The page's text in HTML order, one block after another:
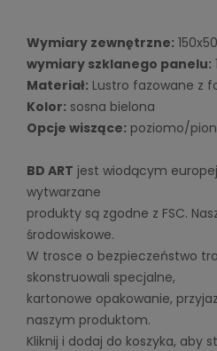
Wymiary zewnętrzne:
wymiary szklanego panelu:
Materiał: Lustro fazowane z
Kolor: sosna bielona
Opcje wiszące: poziomo/
BD ART jest wiodącym
wytwarzane
produkty są zgodne z FSC.
środowiskowe.
W trosce o bezpieczeństwo
skonstruowali specjalne,
kartonowe opakowanie,
naszym produktom.
Kliknij i dodaj do koszyka, aby